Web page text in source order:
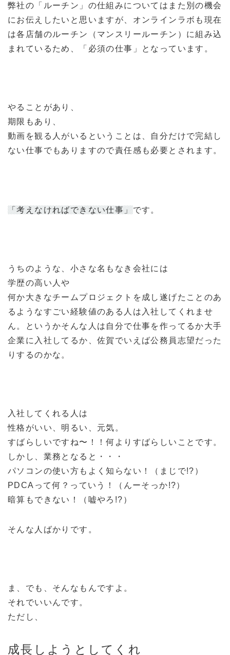
弊社の「ルーチン」の仕組みについてはまた別の機会
にお伝えしたいと思いますが、オンラインラボも現在
は各店舗のルーチン（マンスリールーチン）に組み込
まれているため、「必須の仕事」となっています。
やることがあり、
期限もあり、
動画を観る人がいるということは、自分だけで完結し
ない仕事でもありますので責任感も必要とされます。
「考えなければできない仕事」です。
うちのような、小さな名もなき会社には
学歴の高い人や
何か大きなチームプロジェクトを成し遂げたことのあ
るようなすごい経験値のある人は入社してくれませ
ん。というかそんな人は自分で仕事を作ってるか大手
企業に入社してるか、佐賀でいえば公務員志望だった
りするのかな。
入社してくれる人は
性格がいい、明るい、元気。
すばらしいですね〜！！何よりすばらしいことです。
しかし、業務となると・・・
パソコンの使い方もよく知らない！（まじで!?）
PDCAって何？っていう！（んーそっか!?）
暗算もできない！（嘘やろ!?）
そんな人ばかりです。
ま、でも、そんなもんですよ。
それでいいんです。
ただし、
成長しようとしてくれ